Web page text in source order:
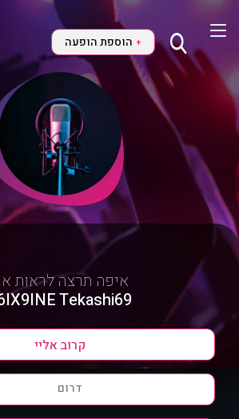
+ הוספת הופעה
איפה תרצה לראות
Tekashi69?
דרום